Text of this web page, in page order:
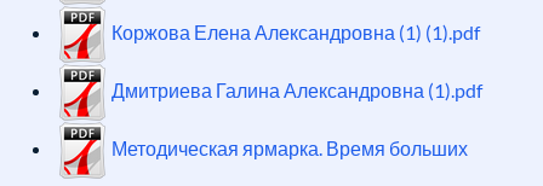
Коржова Елена Александровна (1) (1).pdf
Дмитриева Галина Александровна (1).pdf
Методическая ярмарка. Время больших